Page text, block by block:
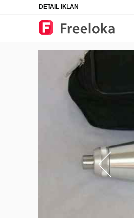
DETAIL IKLAN